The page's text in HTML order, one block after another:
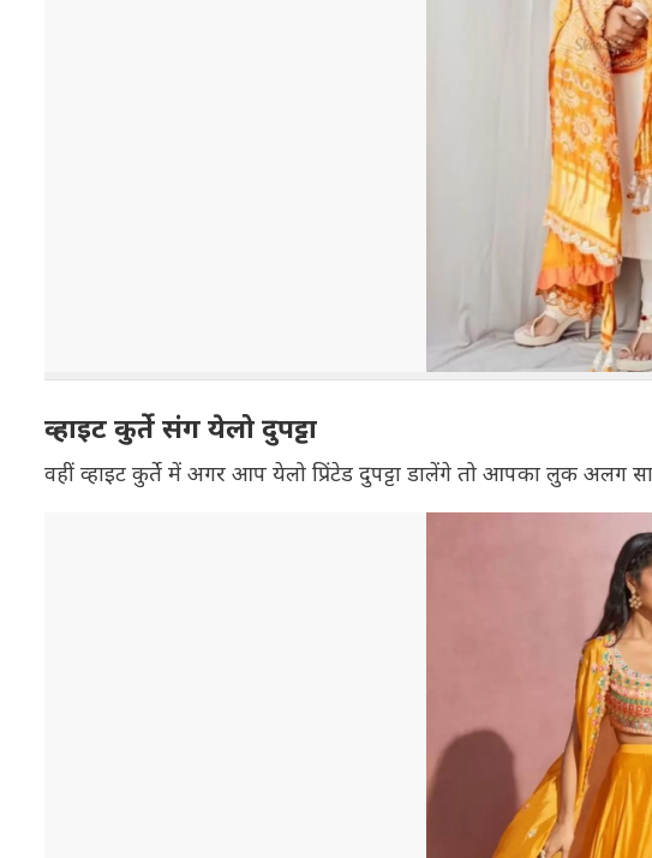
व्हाइट कुर्ते संग येलो दुपट्टा
वहीं व्हाइट कुर्ते में अगर आप येलो प्रिंटेड दुपट्टा डालेंगे तो आपका लुक अलग